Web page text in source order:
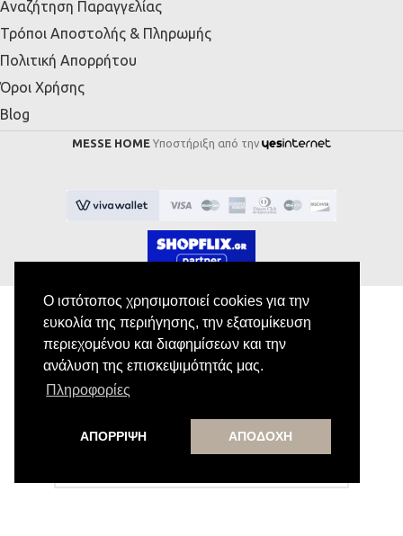
Ο ιστότοπος χρησιμοποιεί cookies για την
ευκολία της περιήγησης, την εξατομίκευση
περιεχομένου και διαφημίσεων και την
ανάλυση της επισκεψιμότητάς μας.
Πληροφορίες
ΑΠΟΡΡΙΨΗ ΑΠΟΔΟΧΗ
Αναζήτηση Παραγγελίας
Τρόποι Αποστολής & Πληρωμής
Πολιτική Απορρήτου
Όροι Χρήσης
Blog
MESSE HOME Υποστήριξη από την
Εγγραφή στο Newsletter
Κάνε εγγραφή στο newsletter μας για να
λαμβάνεις αποκλειστικές προσφορές.